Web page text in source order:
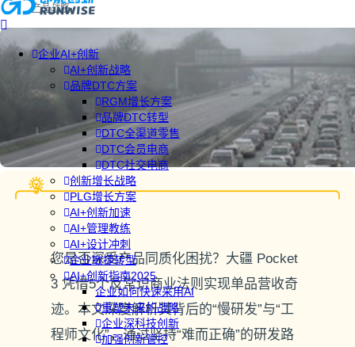
企业AI+创新
AI+创新战略
品牌DTC方案
RGM增长方案
品牌DTC转型
DTC全渠道零售
DTC会员电商
DTC社交电商
创新增长战略
PLG增长方案
AI+创新加速
AI+管理教练
AI+设计冲刺
企业敏捷转型
AI+创新指南2025
企业如何快速采用AI
重塑未来的战略
企业深科技创新
加强创新管控
产品战略
您是否深受产品同质化困扰？大疆 Pocket
3 凭借5个反常识商业法则实现单品营收奇
迹。本文深度解析其背后的“慢研发”与“工
程师文化”，通过坚持“难而正确”的研发路